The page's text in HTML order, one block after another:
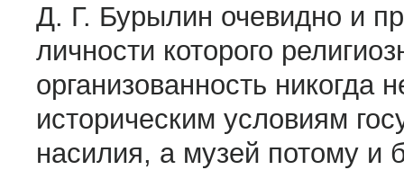
Д. Г. Бурылин очевидно и
личности которого
организованность никогда
историческим условиям
насилия, а музей потому и